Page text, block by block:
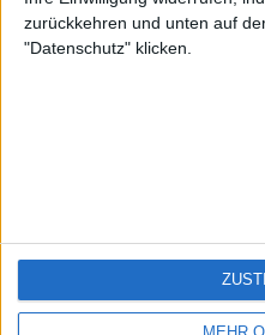
zurückkehren und unten auf
"Datenschutz" klicken.
Si vous êtes
Let's visit